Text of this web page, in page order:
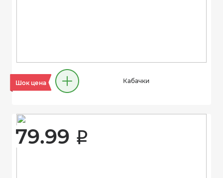
Шок цена Кабачки
79.99 i